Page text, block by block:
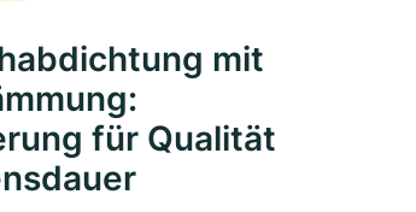
mit
für Qualität